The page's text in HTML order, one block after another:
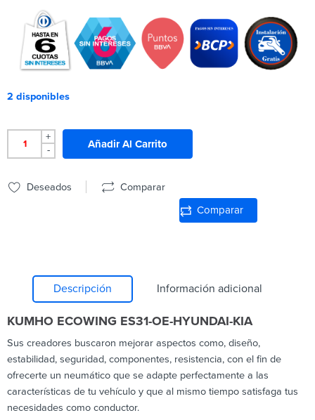
2 disponibles
+
-
Añadir Al Carrito
Deseados Comparar
Comparar
Descripción Información adicional
KUMHO ECOWING ES31-OE-HYUNDAI-KIA
Sus creadores buscaron mejorar aspectos como, diseño,
estabilidad, seguridad, componentes, resistencia, con el fin de
ofrecerte un neumático que se adapte perfectamente a las
características de tu vehículo y que al mismo tiempo satisfaga tus
necesidades como conductor.